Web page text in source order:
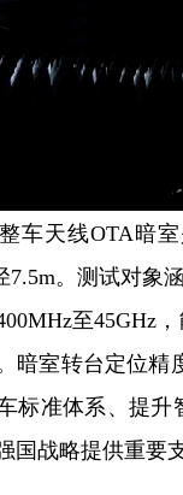
车天线OTA暗
7.5m。测试对象
至45GHz
暗室转台定位精
标准体系、提
国战略提供重要